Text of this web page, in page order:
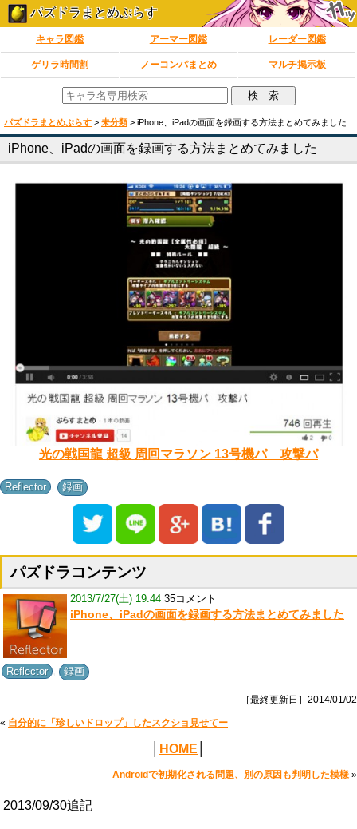
パズドラまとめぷらす
キャラ図鑑 アーマー図鑑 レーダー図鑑
ゲリラ時間割 ノーコンパまとめ マルチ掲示板
パズドラまとめぷらす > 未分類 > iPhone、iPadの画面を録画する方法まとめてみました
iPhone、iPadの画面を録画する方法まとめてみました
光の戦国龍 超級 周回マラソン 13号機パ 攻撃パ
Reflector 録画
パズドラコンテンツ
2013/7/27(土) 19:44 35コメント
iPhone、iPadの画面を録画する方法まとめてみました
Reflector 録画
［最終更新日］2014/01/02
« 自分的に「珍しいドロップ」したスクショ見せてー
HOME
Androidで初期化される問題、別の原因も判明した模様 »
2013/09/30追記